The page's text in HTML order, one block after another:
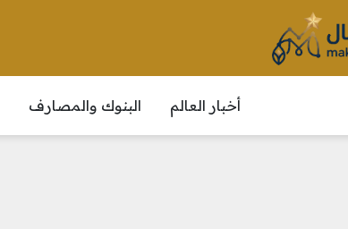
أخبار العالم البنوك والمصارف